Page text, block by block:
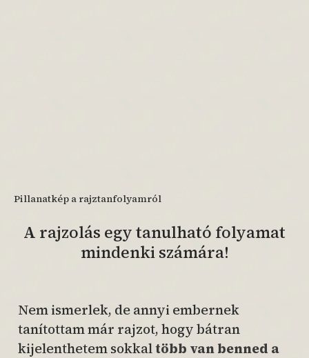
Pillanatkép a rajztanfolyamról
A rajzolás egy tanulható folyamat
mindenki számára!
Nem ismerlek, de annyi embernek
tanítottam már rajzot, hogy bátran
kijelenthetem sokkaltöbb van benned a